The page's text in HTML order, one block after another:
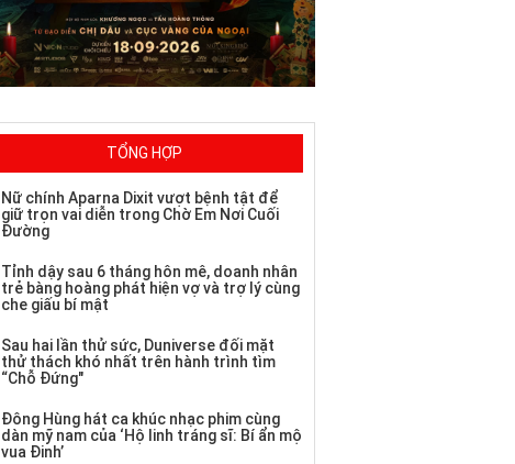
TỔNG HỢP
Nữ chính Aparna Dixit vượt bệnh tật để
giữ trọn vai diễn trong Chờ Em Nơi Cuối
Đường
Tỉnh dậy sau 6 tháng hôn mê, doanh nhân
trẻ bàng hoàng phát hiện vợ và trợ lý cùng
che giấu bí mật
Sau hai lần thử sức, Duniverse đối mặt
thử thách khó nhất trên hành trình tìm
“Chỗ Đứng"
Đông Hùng hát ca khúc nhạc phim cùng
dàn mỹ nam của ‘Hộ linh tráng sĩ: Bí ẩn mộ
vua Đinh’